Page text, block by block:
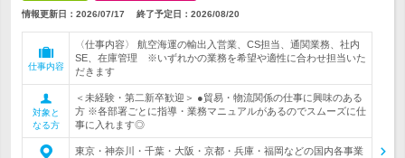
情報更新日：2026/07/17 終了予定日： 2026/08/20
仕事内容
〈仕事内容〉 航空海運の輸出入営業、CS担当、通関業務、社内
SE、在庫管理 ※いずれかの業務を希望や適性に合わせ担当いた
だきます
対象と
なる方
＜未経験・第二新卒歓迎＞ ●貿易・物流関係の仕事に興味のある
方 ※各部署ごとに指導・業務マニュアルがあるのでスムーズに仕
事に入れます◎
東京・神奈川・千葉・大阪・京都・兵庫・福岡などの国内各事業